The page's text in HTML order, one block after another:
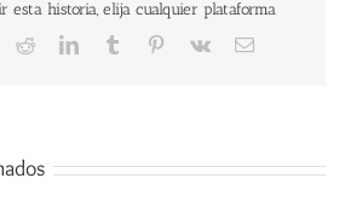
esta historia, elija cualquier plataforma
RedditLinkedInTumblr Pinterest
Vk
Correo